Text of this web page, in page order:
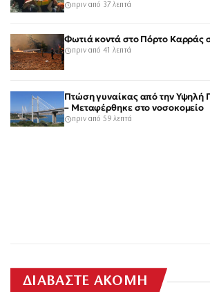
πριν από 37 λεπτά
Φωτιά κοντά στο Πόρτο Καρράς
πριν από 41 λεπτά
Πτώση γυναίκας από την Υψηλή
– Μεταφέρθηκε στο νοσοκομείο
πριν από 59 λεπτά
ΔΙΑΒΑΣΤΕ ΑΚΟΜΗ